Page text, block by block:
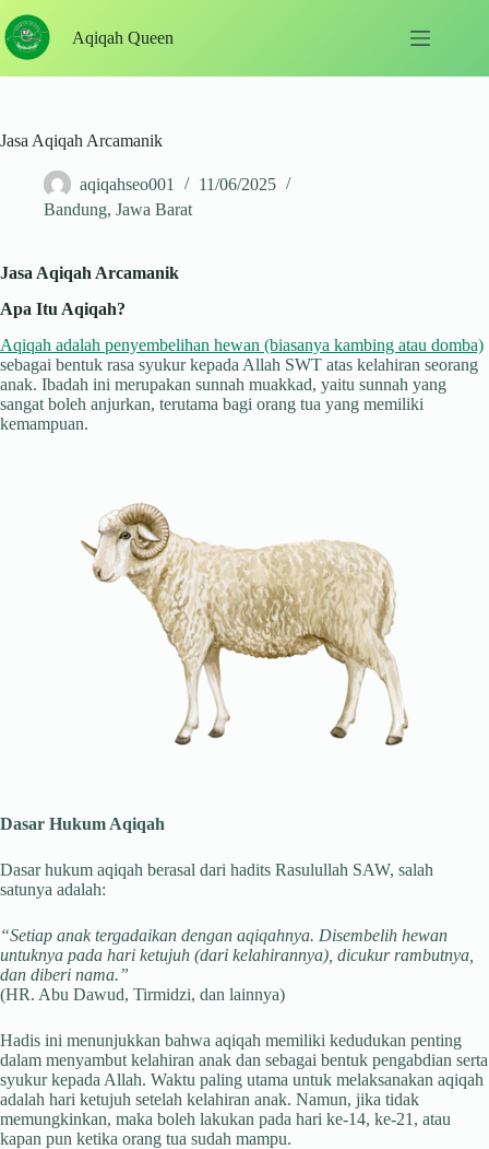
to
content
Aqiqah Queen
Jasa Aqiqah Arcamanik
aqiqahseo001
11/06/2025
Bandung, Jawa Barat
Jasa Aqiqah Arcamanik
Apa Itu Aqiqah?
Aqiqah adalah penyembelihan hewan (biasanya kambing atau domba)
sebagai bentuk rasa syukur kepada Allah SWT atas kelahiran seorang
anak. Ibadah ini merupakan sunnah muakkad, yaitu sunnah yang
sangat boleh anjurkan, terutama bagi orang tua yang memiliki
kemampuan.
Dasar Hukum Aqiqah
Dasar hukum aqiqah berasal dari hadits Rasulullah SAW, salah
satunya adalah:
“Setiap anak tergadaikan dengan aqiqahnya. Disembelih hewan
untuknya pada hari ketujuh (dari kelahirannya), dicukur rambutnya,
dan diberi nama.”
(HR. Abu Dawud, Tirmidzi, dan lainnya)
Hadis ini menunjukkan bahwa aqiqah memiliki kedudukan penting
dalam menyambut kelahiran anak dan sebagai bentuk pengabdian serta
syukur kepada Allah. Waktu paling utama untuk melaksanakan aqiqah
adalah hari ketujuh setelah kelahiran anak. Namun, jika tidak
memungkinkan, maka boleh lakukan pada hari ke-14, ke-21, atau
kapan pun ketika orang tua sudah mampu.